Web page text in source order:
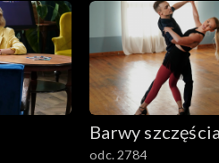
2101–2200
2001–2100
1901–2000
1801–1900
Barwy szczęścia
odc. 2784